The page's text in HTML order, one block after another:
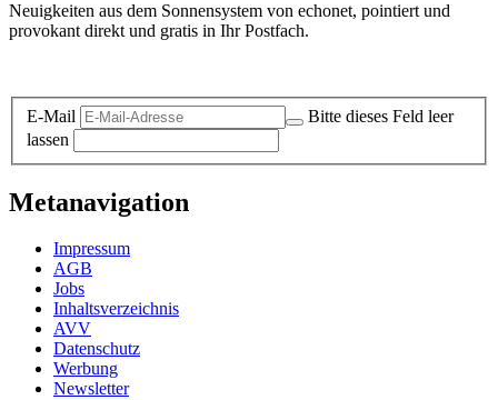
Neuigkeiten aus dem Sonnensystem von echonet, pointiert und
provokant direkt und gratis in Ihr Postfach.
E-Mail
Bitte dieses Feld leer
lassen
Metanavigation
Impressum
AGB
Jobs
Inhaltsverzeichnis
AVV
Datenschutz
Werbung
Newsletter